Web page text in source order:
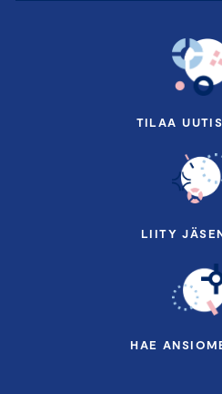
TILAA
LIITY
HAE